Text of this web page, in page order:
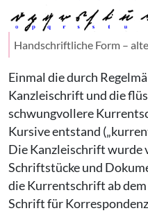
Handschriftliche Form –
Einmal die durch
Kanzleischrift und die
schwungvollere
Kursive entstand
Die Kanzleischrift wurde
Schriftstücke und
die Kurrentschrift ab
Schrift für